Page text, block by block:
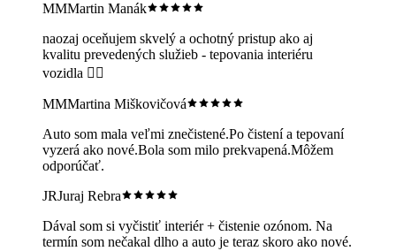
MMMartin Manák
naozaj oceňujem skvelý a ochotný pristup ako aj
kvalitu prevedených služieb - tepovania interiéru
vozidla 👍🏼
MMMartina Miškovičová
Auto som mala veľmi znečistené.Po čistení a tepovaní
vyzerá ako nové.Bola som milo prekvapená.Môžem
odporúčať.
JRJuraj Rebra
Dával som si vyčistiť interiér + čistenie ozónom. Na
termín som nečakal dlho a auto je teraz skoro ako nové.